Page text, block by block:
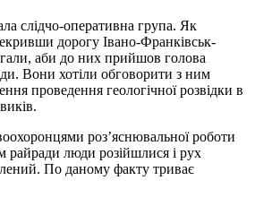
слідчо-оперативна група. Як
дорогу Івано-Франківськ-
аби до них прийшов голова
Вони хотіли обговорити з ним
проведення геологічної розвідки в
роз’яснювальної роботи
райради люди розійшлися і рух
По даному факту триває